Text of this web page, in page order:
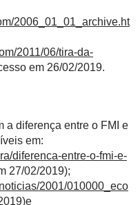
2006_01_01_archive.ht
2011/06/tira-da-
em 26/02/2019.
a diferença entre o FMI e
em:
diferenca-entre-o-fmi-e-
27/02/2019);
2001/010000_eco